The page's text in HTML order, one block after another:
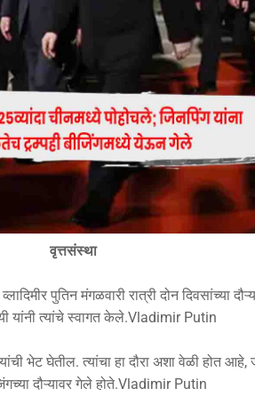
वृत्तसंस्था
पुतिन मंगळवारी रात्री दोन दिवसांच्या
यी यांनी त्यांचे स्वागत केले.Vladimir Putin
यांची भेट घेतील. त्यांचा हा दौरा अशा वेळी होत
दौऱ्यावर गेले होते.Vladimir Putin